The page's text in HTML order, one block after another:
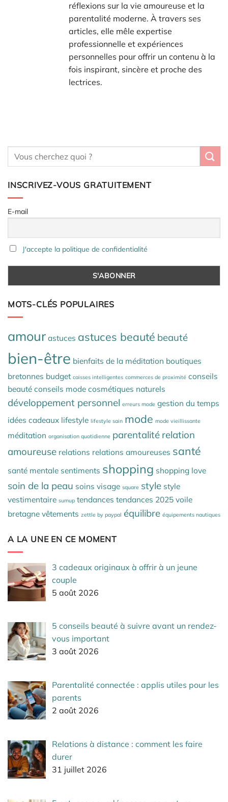
réflexions sur la vie amoureuse et la
parentalité moderne. À travers ses
articles, elle mêle expertise
professionnelle et expériences
personnelles pour offrir un contenu à la
fois inspirant, sincère et proche des
lectrices.
INSCRIVEZ-VOUS GRATUITEMENT
E-mail
J'accepte la politique de confidentialité
MOTS-CLÉS POPULAIRES
amour astuces astuces beauté beauté
bien-être bienfaits de la méditation boutiques
bretonnes budget caisses intelligentes commerces de proximité conseils
beauté conseils mode cosmétiques naturels
développement personnel erreurs mode gestion du temps
idées cadeaux lifestyle lifestyle sain mode mode vieillissante
méditation organisation quotidienne parentalité relation
amoureuse relations relations amoureuses santé
santé mentale sentiments shopping shopping love
soin de la peau soins visage square style style
vestimentaire sumup tendances tendances 2025 voile
bretagne vêtements zettle by paypal équilibre équipements nautiques
A LA UNE EN CE MOMENT
3 cadeaux originaux à offrir à un jeune
couple
5 août 2026
5 conseils beauté à suivre avant un rendez-
vous important
3 août 2026
Parentalité connectée : applis utiles pour les
parents
2 août 2026
Relations à distance : comment les faire
durer
31 juillet 2026